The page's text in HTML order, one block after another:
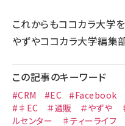
これからもココカラ大学
やずやココカラ大学編集
この記事のキーワード
#CRM #EC
#Facebook
#♯EC ＃通販 ＃やずや
ルセンター ♯ティーライフ